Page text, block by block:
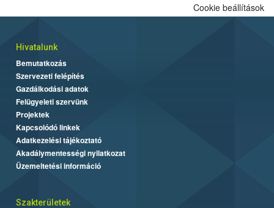
Cookie beállítások
Hivatalunk
Bemutatkozás
Szervezeti felépítés
Gazdálkodási adatok
Felügyeleti szervünk
Projektek
Kapcsolódó linkek
Adatkezelési tájékoztató
Akadálymentességi nyilatkozat
Üzemeltetési információ
Szakterületek